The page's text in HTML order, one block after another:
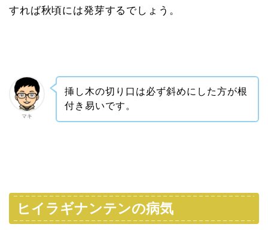
すれば秋頃には発芽するでしょう。
マキ
挿し木の切り口は必ず斜めにした方が根
付き易いです。
ヒイラギナンテンの病気